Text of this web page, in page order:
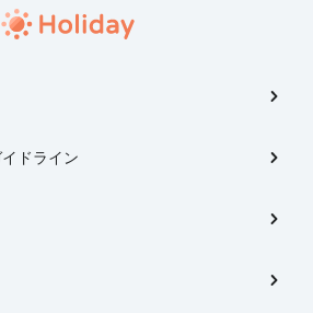
ドライン